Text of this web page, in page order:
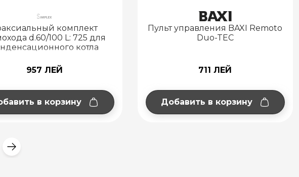
Пульт управления BAXI Remoto
Duo-TEC
711 ЛЕЙ
Добавить в корзину
Колено дымохода 90° d 80
из PPR.
616 ЛЕЙ
Доступен под заказ